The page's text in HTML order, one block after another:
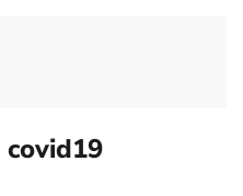
covid19